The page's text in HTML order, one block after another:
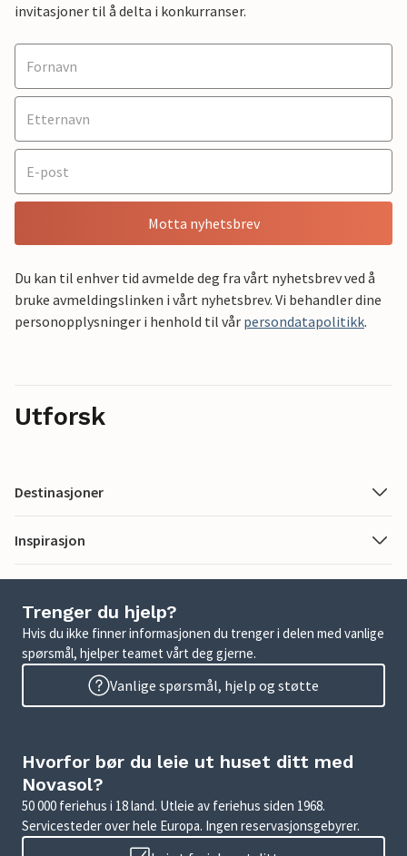
invitasjoner til å delta i konkurranser.
Motta nyhetsbrev
Du kan til enhver tid avmelde deg fra vårt nyhetsbrev ved å
bruke avmeldingslinken i vårt nyhetsbrev. Vi behandler dine
personopplysninger i henhold til vår persondatapolitikk.
Utforsk
Destinasjoner
Inspirasjon
Trenger du hjelp?
Hvis du ikke finner informasjonen du trenger i delen med vanlige
spørsmål, hjelper teamet vårt deg gjerne.
Vanlige spørsmål, hjelp og støtte
Hvorfor bør du leie ut huset ditt med
Novasol?
50 000 feriehus i 18 land. Utleie av feriehus siden 1968.
Servicesteder over hele Europa. Ingen reservasjonsgebyrer.